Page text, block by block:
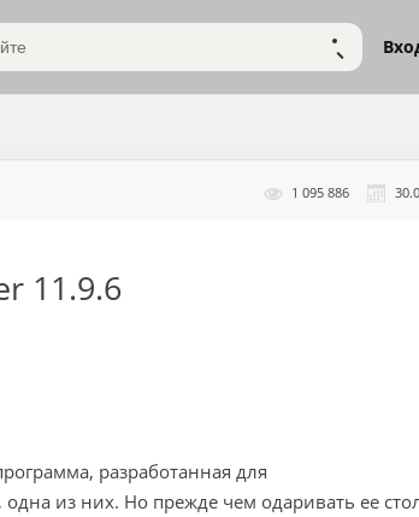
НАЙТИ
1 095 886
11.9.6
разработанная для
из них. Но прежде чем одаривать ее